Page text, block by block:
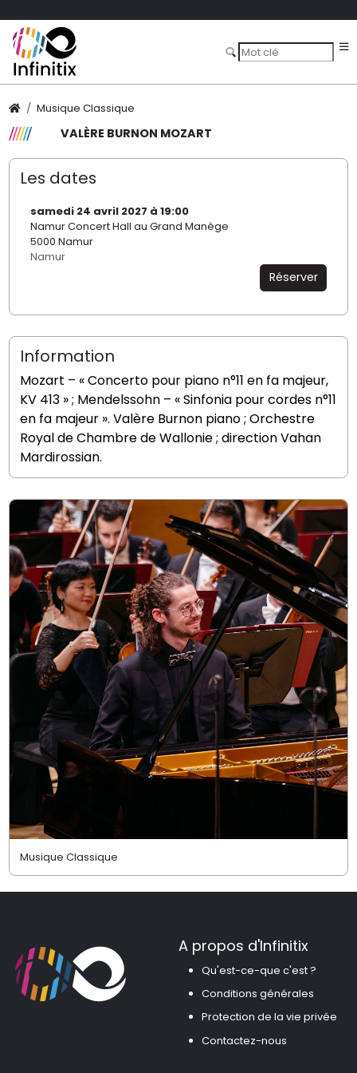
Musique Classique
VALÈRE BURNON MOZART
Les dates
samedi 24 avril 2027 à 19:00
Namur Concert Hall au Grand Manège
5000 Namur
Namur
Réserver
Information
Mozart – « Concerto pour piano n°11 en fa majeur,
KV 413 » ; Mendelssohn – « Sinfonia pour cordes n°11
en fa majeur ». Valère Burnon piano ; Orchestre
Royal de Chambre de Wallonie ; direction Vahan
Mardirossian.
Musique Classique
A propos d'Infinitix
Qu'est-ce-que c'est ?
Conditions générales
Protection de la vie privée
Contactez-nous